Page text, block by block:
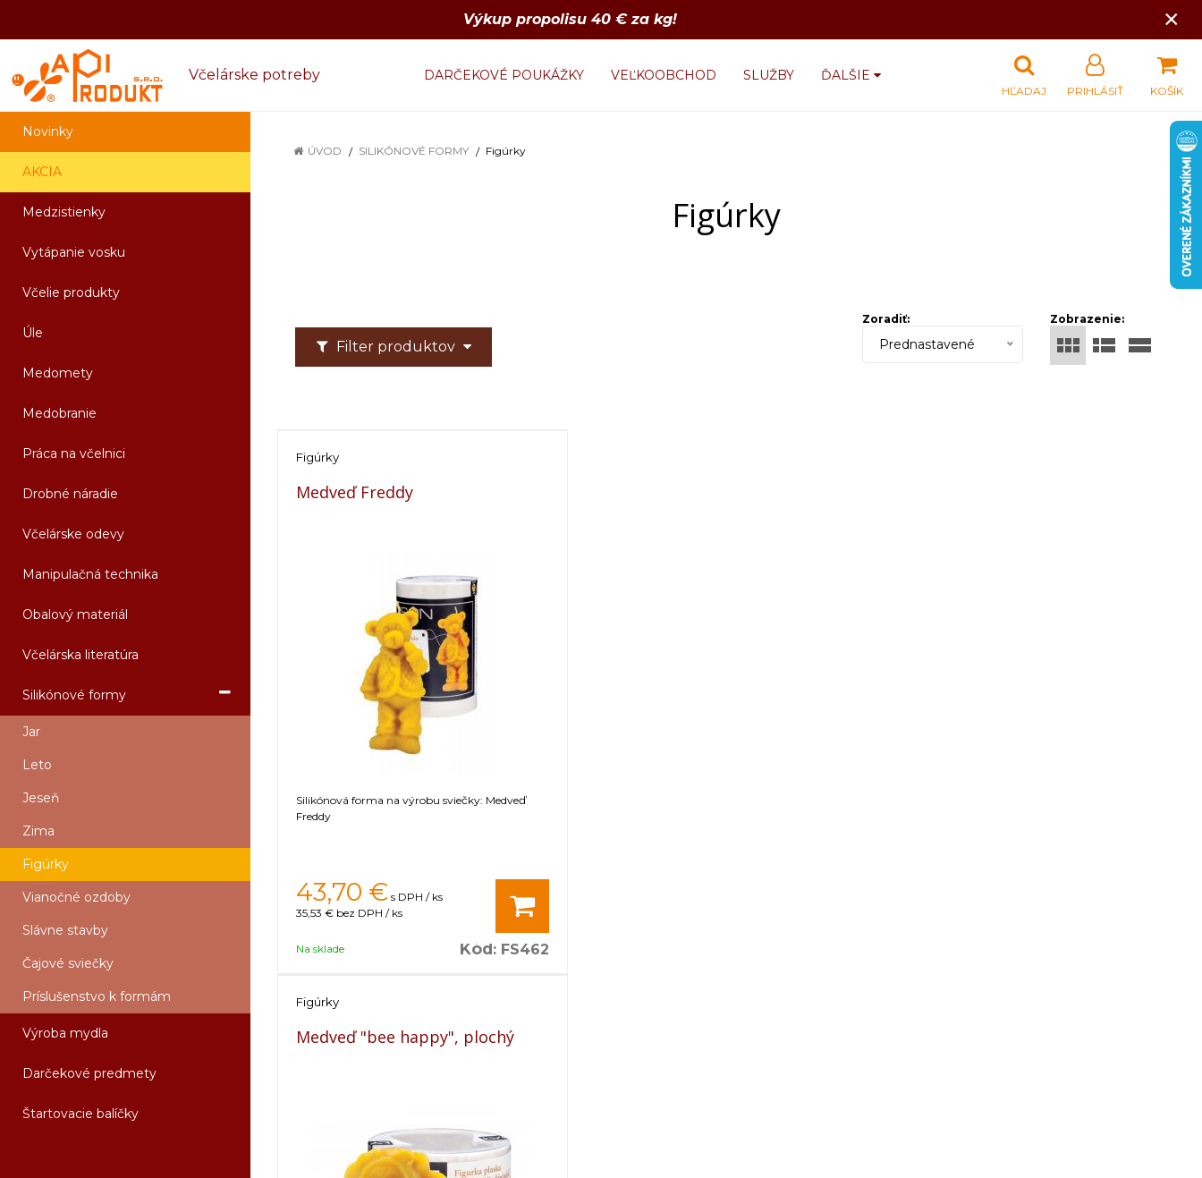
Výkup propolisu 40 € za kg! ×
Včelárske potreby DARČEKOVÉ POUKÁŽKY VEĽKOOBCHOD SLUŽBY ĎALŠIE
KOŠÍK
PRIHLÁSIŤ
HĽADAJ
Novinky
AKCIA
Medzistienky
Vytápanie vosku
Včelie produkty
Úle
Medomety
Medobranie
Práca na včelnici
Drobné náradie
Včelárske odevy
Manipulačná technika
Obalový materiál
Včelárska literatúra
Silikónové formy
Jar
Leto
Jeseň
Zima
Figúrky
Vianočné ozdoby
Slávne stavby
Čajové sviečky
Príslušenstvo k formám
Výroba mydla
Darčekové predmety
Štartovacie balíčky
ÚVOD SILIKÓNOVÉ FORMY Figúrky
Figúrky
Filter produktov
Zobrazenie:
Zoradiť:
Prednastavené
Figúrky
Medveď Freddy
Silikónová forma na výrobu sviečky: Medveď
Freddy
43,70 € s DPH / ks
35,53 € bez DPH / ks
Na sklade Kód: FS462
Figúrky
Medveď "bee happy", plochý